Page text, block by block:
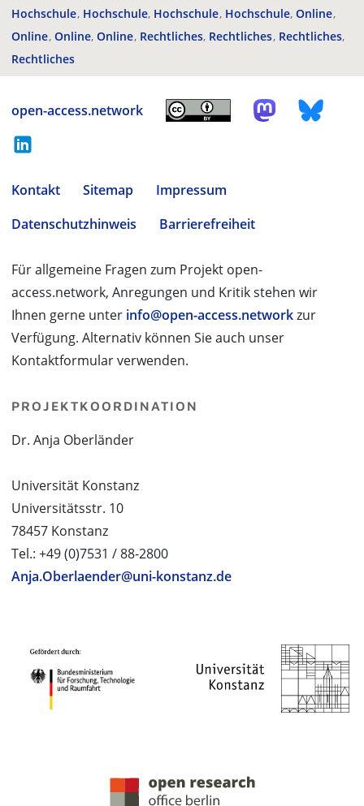
Hochschule Hochschule Hochschule Hochschule Online
Online Online Online Rechtliches Rechtliches Rechtliches
Rechtliches
open-access.network
Kontakt Sitemap
Impressum
Datenschutzhinweis
Barrierefreiheit
Für allgemeine Fragen zum Projekt open-
access.network, Anregungen und Kritik stehen wir
Ihnen gerne unter info@open-access.networkzur
Verfügung. Alternativ können Sie auch unser
Kontaktformular verwenden.
PROJEKTKOORDINATION
Dr. Anja Oberländer
Universität Konstanz
Universitätsstr. 10
78457 Konstanz
Tel.: +49 (0)7531 / 88-2800
Anja.Oberlaender@uni-konstanz.de